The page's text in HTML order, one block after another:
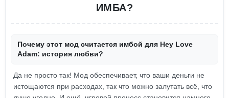
ИМБА?
Почему этот мод считается имбой для Hey Love
Adam: история любви?
Да не просто так! Мод обеспечивает, что ваши деньги не
истощаются при расходах, так что можно залутать всё, что